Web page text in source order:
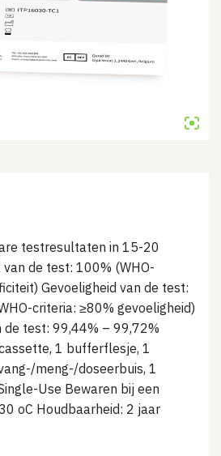
testresultaten in 15-20
de test: 100% (WHO-
Gevoeligheid van de test:
criteria: ≥80% gevoeligheid)
de test: 99,44% – 99,72%
1 bufferflesje, 1
meng-/doseerbuis, 1
Use Bewaren bij een
oC Houdbaarheid: 2 jaar